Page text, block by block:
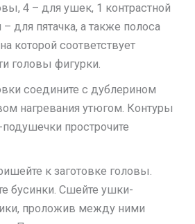
4 – для ушек, 1 контрастной
для пятачка, а также полоса
которой соответствует
головы фигурки.
соедините с дублерином
нагревания утюгом. Контуры
подушечки прострочите
к заготовке головы.
бусинки. Сшейте ушки-
проложив между ними